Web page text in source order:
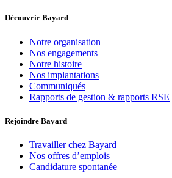
Découvrir Bayard
Notre organisation
Nos engagements
Notre histoire
Nos implantations
Communiqués
Rapports de gestion & rapports RSE
Rejoindre Bayard
Travailler chez Bayard
Nos offres d’emplois
Candidature spontanée